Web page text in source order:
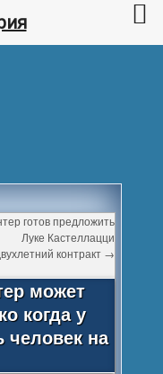
готов предложить
Луке Кастеллацци
контракт →
может
когда у
человек на